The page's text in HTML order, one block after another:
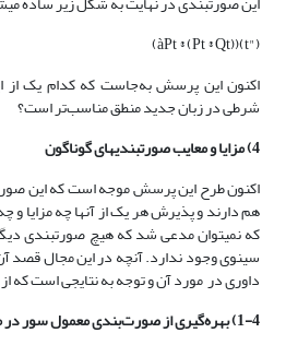
("t)(àPt ® (Pt ® Qt))
اکنون این پرسش به‌جاست که کدام یک از
شرطی در زبان جدید منطق مناسب‌تر است؟
4) مزایا و معایب صورت­بندی­های گوناگون
اکنون طرح این پرسش موجه است که این
هم دارند و پذیرش هر یک از آنها چه مزایا و
که نمی­توان مدعی شد که هیچ صورت­بندی
سینوی وجود ندارد. آنچه در این مجال قصد
داوری در مورد آن و توجه به نتایجی است که
1-4) بهره‌گیری از صورت‌بندی معمول سور